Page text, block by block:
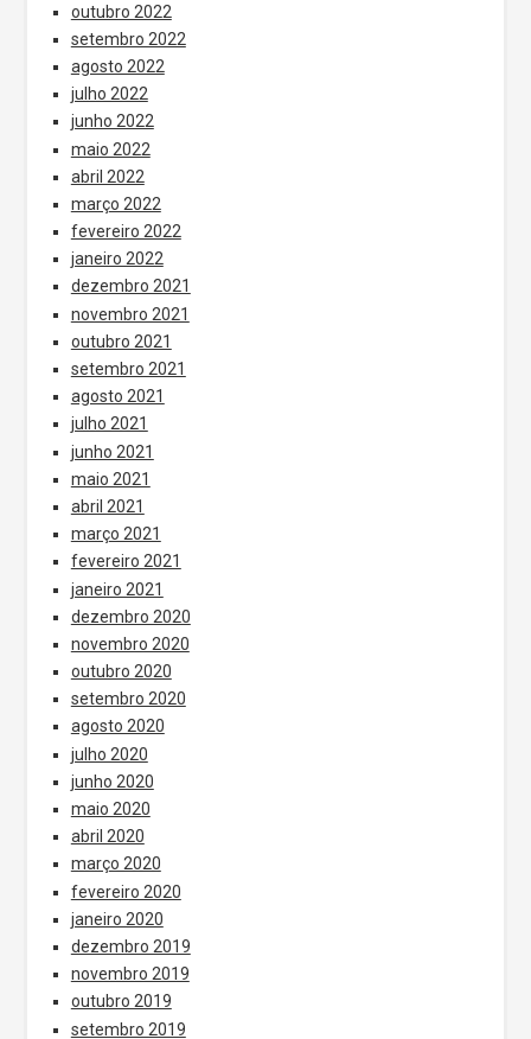
outubro 2022
setembro 2022
agosto 2022
julho 2022
junho 2022
maio 2022
abril 2022
março 2022
fevereiro 2022
janeiro 2022
dezembro 2021
novembro 2021
outubro 2021
setembro 2021
agosto 2021
julho 2021
junho 2021
maio 2021
abril 2021
março 2021
fevereiro 2021
janeiro 2021
dezembro 2020
novembro 2020
outubro 2020
setembro 2020
agosto 2020
julho 2020
junho 2020
maio 2020
abril 2020
março 2020
fevereiro 2020
janeiro 2020
dezembro 2019
novembro 2019
outubro 2019
setembro 2019